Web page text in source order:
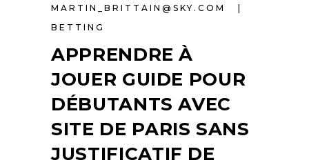
MARTIN_BRITTAIN@SKY.COM
BETTING
APPRENDRE À
JOUER GUIDE POUR
DÉBUTANTS AVEC
SITE DE PARIS SANS
JUSTIFICATIF DE